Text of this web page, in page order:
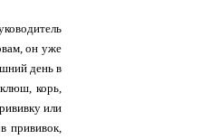
он уже
день в
корь,
или
прививок,